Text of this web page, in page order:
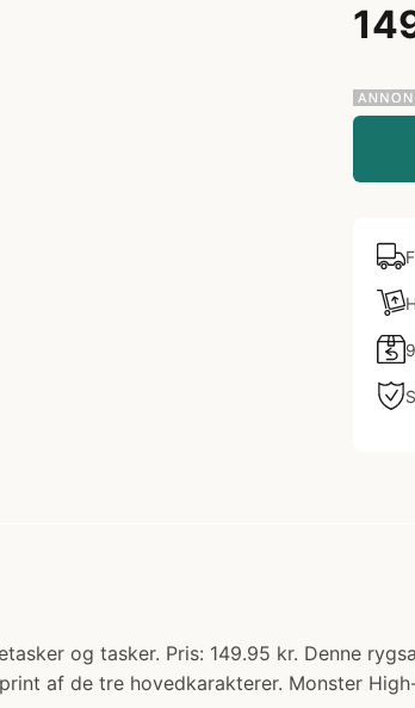
og tasker. Pris: 149.95 kr. Denne
af de tre hovedkarakterer. Monster